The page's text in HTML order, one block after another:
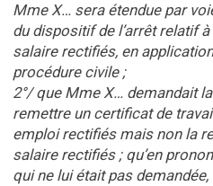
Mme X… sera étendue par
du dispositif de l’arrêt relatif
salaire rectifiés, en
procédure civile ;
2°/ que Mme X… demandait
remettre un certificat de
emploi rectifiés mais non la
salaire rectifiés ; qu’en
qui ne lui était pas